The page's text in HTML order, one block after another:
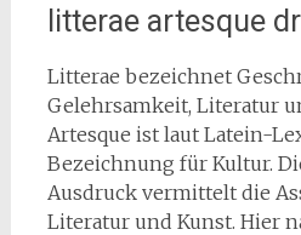
litterae artesque
Litterae bezeichnet
Gelehrsamkeit, Literatur
Artesque ist laut Latein-
Bezeichnung für Kultur.
Ausdruck vermittelt die
Literatur und Kunst. Hier